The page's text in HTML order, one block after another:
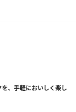
、手軽においしく楽し